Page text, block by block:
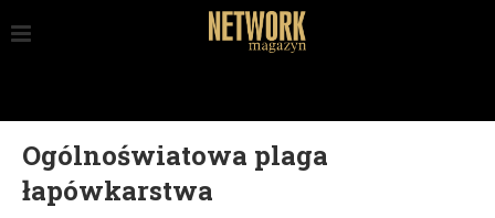
Ogólnoświatowa plaga
łapówkarstwa